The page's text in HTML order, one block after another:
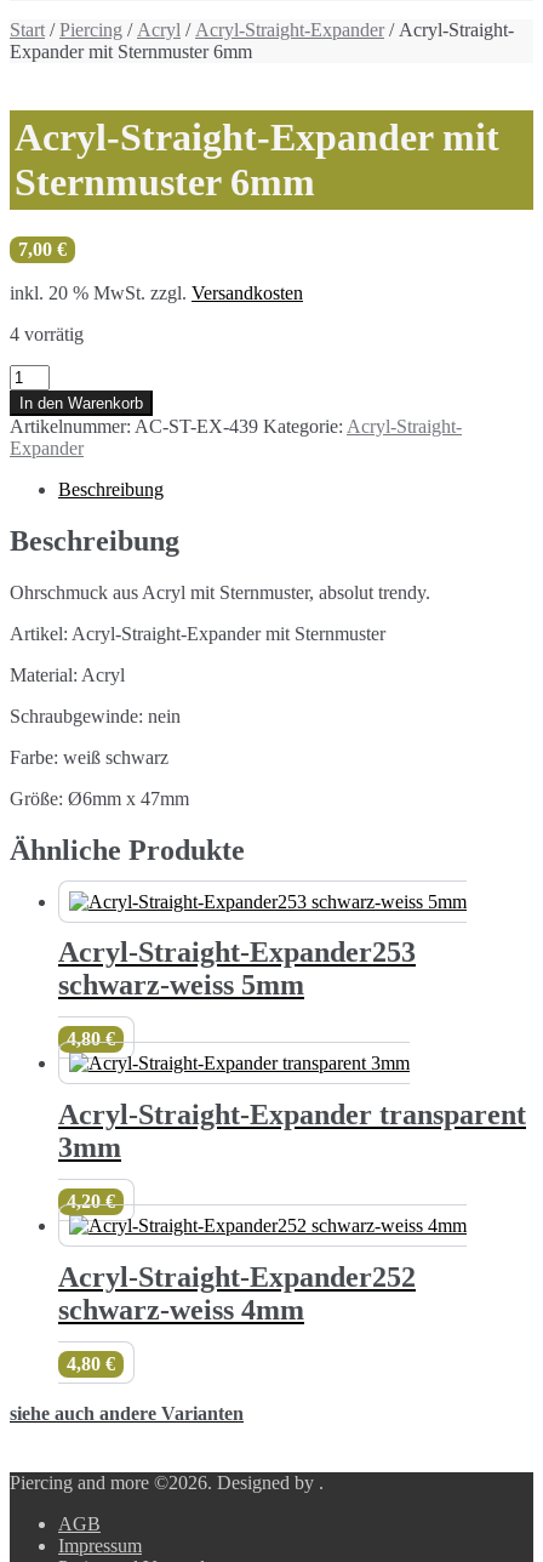
Start /Piercing / Acryl / Acryl-Straight-Expander/ Acryl-Straight-
Expander mit Sternmuster 6mm
Acryl-Straight-Expander mit
Sternmuster 6mm
7,00 €
inkl. 20 % MwSt. zzgl. Versandkosten
4 vorrätig
Acryl-
Straight-
Expander
mit
Sternmuster
6mm
Menge
In den Warenkorb
Artikelnummer: AC-ST-EX-439 Kategorie: Acryl-Straight-
Expander
Beschreibung
Beschreibung
Ohrschmuck aus Acryl mit Sternmuster, absolut trendy.
Artikel: Acryl-Straight-Expander mit Sternmuster
Material: Acryl
Schraubgewinde: nein
Farbe: weiß schwarz
Größe: Ø6mm x 47mm
Ähnliche Produkte
Acryl-Straight-Expander253
schwarz-weiss 5mm
4,80€
Acryl-Straight-Expander trans­pa­rent
3mm
4,20€
Acryl-Straight-Expander252
schwarz-weiss 4mm
4,80 €
siehe auch andere Varianten
Piercing and more ©2026. Designed by .
AGB
Impressum